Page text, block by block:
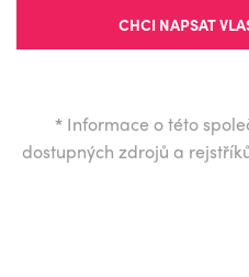
CHCI NAPSAT
* Informace o této
dostupných zdrojů a